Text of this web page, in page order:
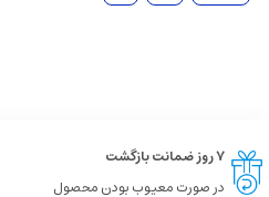
۷ روز ضمانت بازگشت
در صورت معیوب بودن محصول